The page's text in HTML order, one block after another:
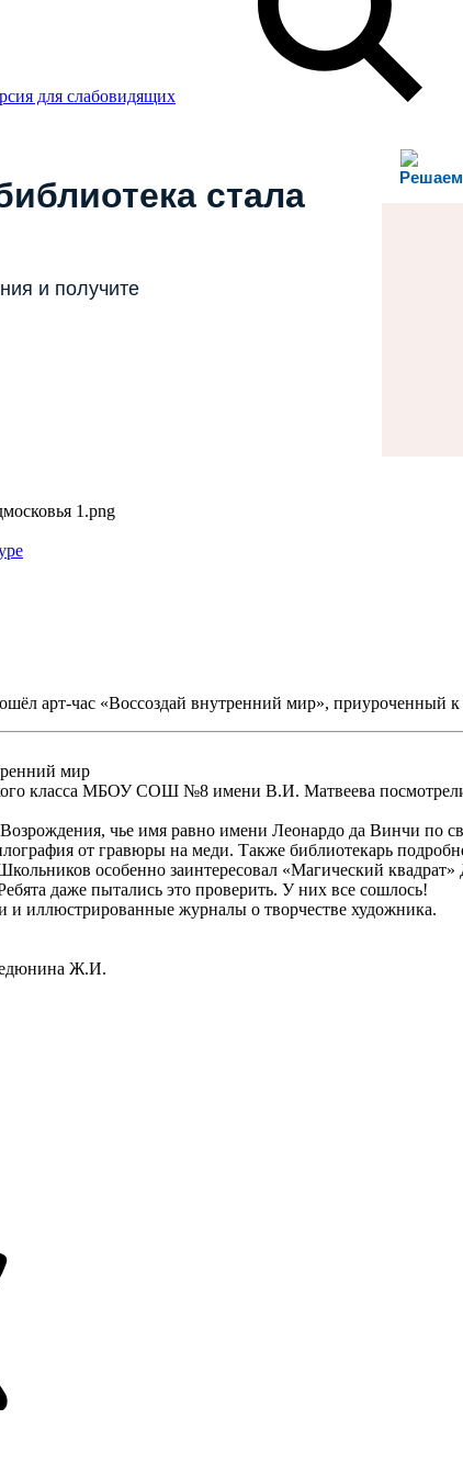
для слабовидящих
стала
и получите
арт-час «Воссоздай внутренний мир», приуроченный
класса МБОУ СОШ №8 имени В.И. Матвеева
чье имя равно имени Леонардо да Винчи по
от гравюры на меди. Также библиотекарь
особенно заинтересовал «Магический
даже пытались это проверить. У них все сошлось!
и иллюстрированные журналы о творчестве художника.
Ж.И.